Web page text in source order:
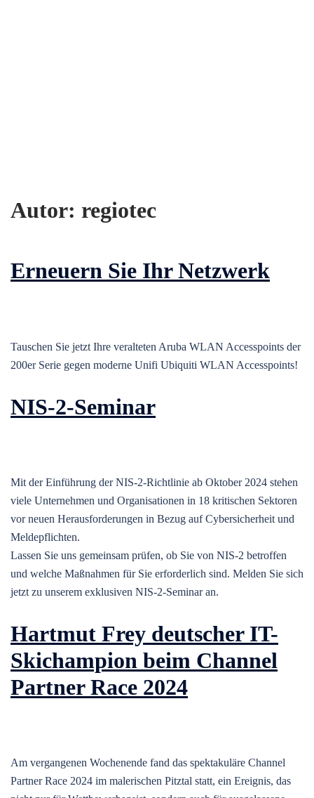
Autor: regiotec
Erneuern Sie Ihr Netzwerk
Tauschen Sie jetzt Ihre veralteten Aruba WLAN Accesspoints der
200er Serie gegen moderne Unifi Ubiquiti WLAN Accesspoints!
NIS-2-Seminar
Mit der Einführung der NIS-2-Richtlinie ab Oktober 2024 stehen
viele Unternehmen und Organisationen in 18 kritischen Sektoren
vor neuen Herausforderungen in Bezug auf Cybersicherheit und
Meldepflichten.
Lassen Sie uns gemeinsam prüfen, ob Sie von NIS-2 betroffen
und welche Maßnahmen für Sie erforderlich sind. Melden Sie sich
jetzt zu unserem exklusiven NIS-2-Seminar an.
Hartmut Frey deutscher IT-
Skichampion beim Channel
Partner Race 2024
Am vergangenen Wochenende fand das spektakuläre Channel
Partner Race 2024 im malerischen Pitztal statt, ein Ereignis, das